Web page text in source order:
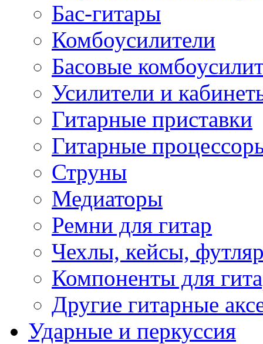
Бас-гитары
Комбоусилители
Басовые
Усилители и
Гитарные приставки
Гитарные
Струны
Медиаторы
Ремни для гитар
Чехлы, кейсы,
Компоненты для
Другие гитарные
Ударные и перкуссия